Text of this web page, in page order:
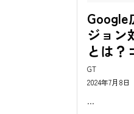
ジョン
とは？
よびコ
信に向
GT
2024年7月8日
...